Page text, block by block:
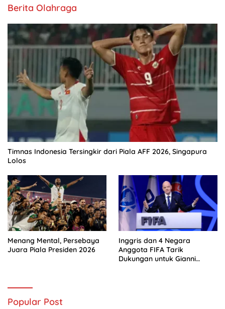
Berita Olahraga
Timnas Indonesia Tersingkir dari Piala AFF 2026, Singapura
Lolos
Menang Mental, Persebaya
Juara Piala Presiden 2026
Inggris dan 4 Negara
Anggota FIFA Tarik
Dukungan untuk Gianni
Popular Post